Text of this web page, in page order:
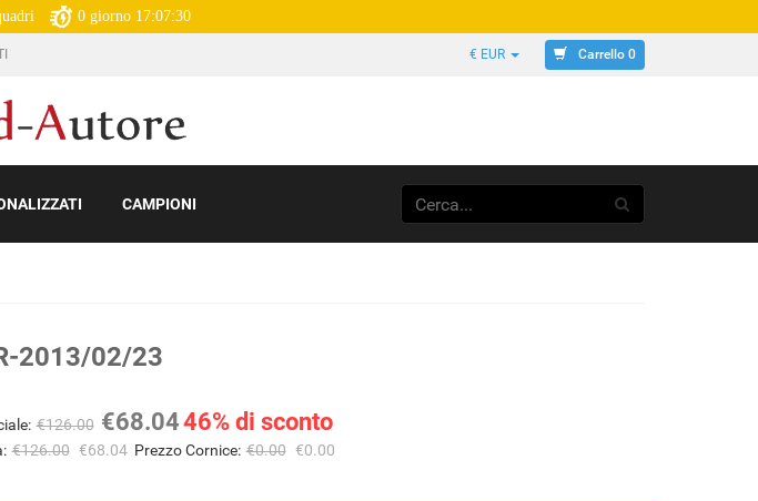
0 giorno 17:07:29
€ EUR Carrello 0
CAMPIONI
2013/02/23
€126.00 €68.0446% di sconto
€126.00 €68.04 Prezzo Cornice: €0.00 €0.00